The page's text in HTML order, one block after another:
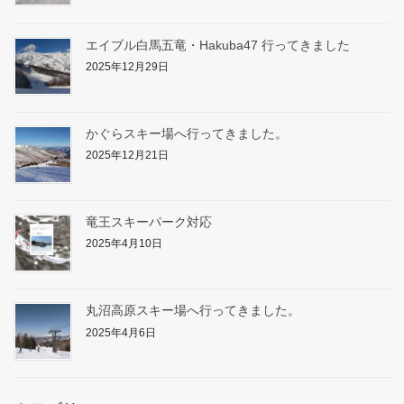
エイブル白馬五竜・Hakuba47 行ってきました
2025年12月29日
かぐらスキー場へ行ってきました。
2025年12月21日
竜王スキーパーク対応
2025年4月10日
丸沼高原スキー場へ行ってきました。
2025年4月6日